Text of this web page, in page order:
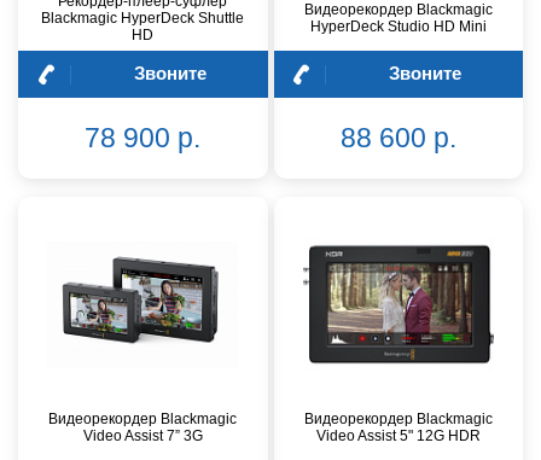
Blackmagic HyperDeck Shuttle
HD
Звоните
78 900 р.
Видеорекордер Blackmagic
HyperDeck Studio HD Mini
Звоните
88 600 р.
Видеорекордер Blackmagic
Video Assist 7” 3G
Видеорекордер Blackmagic
Video Assist 5" 12G HDR